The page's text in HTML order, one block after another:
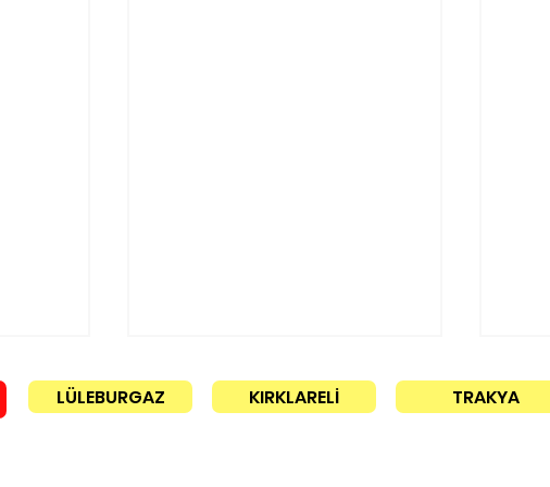
LÜLEBURGAZ KIRKLARELİ TRAKYA